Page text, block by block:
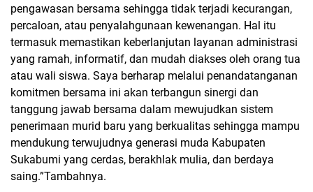
pengawasan bersama sehingga tidak terjadi kecurangan,
percaloan, atau penyalahgunaan kewenangan. Hal itu
termasuk memastikan keberlanjutan layanan administrasi
yang ramah, informatif, dan mudah diakses oleh orang tua
atau wali siswa. Saya berharap melalui penandatanganan
komitmen bersama ini akan terbangun sinergi dan
tanggung jawab bersama dalam mewujudkan sistem
penerimaan murid baru yang berkualitas sehingga mampu
mendukung terwujudnya generasi muda Kabupaten
Sukabumi yang cerdas, berakhlak mulia, dan berdaya
saing.”Tambahnya.